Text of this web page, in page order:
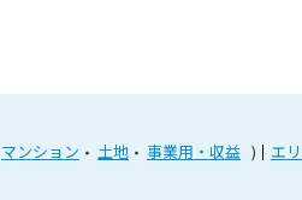
マンション 土地 事業用・収益 エ